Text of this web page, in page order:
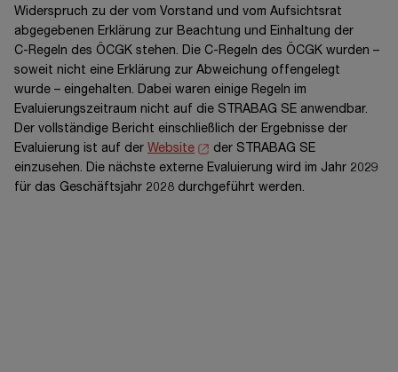
Widerspruch zu der vom Vorstand und vom Aufsichtsrat
abgegebenen Erklärung zur Beachtung und Einhaltung der
C-Regeln des ÖCGK stehen. Die C-Regeln des ÖCGK wurden –
soweit nicht eine Erklärung zur Abweichung offengelegt
wurde – eingehalten. Dabei waren einige Regeln im
Evaluierungszeitraum nicht auf die STRABAG SE anwendbar.
Der vollständige Bericht einschließlich der Ergebnisse der
Evaluierung ist auf der Website der STRABAG SE
einzusehen. Die nächste externe Evaluierung wird im Jahr 2029
für das Geschäftsjahr 2028 durchgeführt werden.